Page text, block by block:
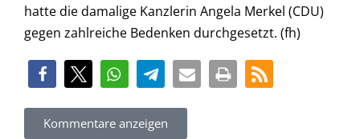
hatte die damalige Kanzlerin Angela Merkel (CDU)
gegen zahlreiche Bedenken durchgesetzt. (fh)
Kommentare anzeigen